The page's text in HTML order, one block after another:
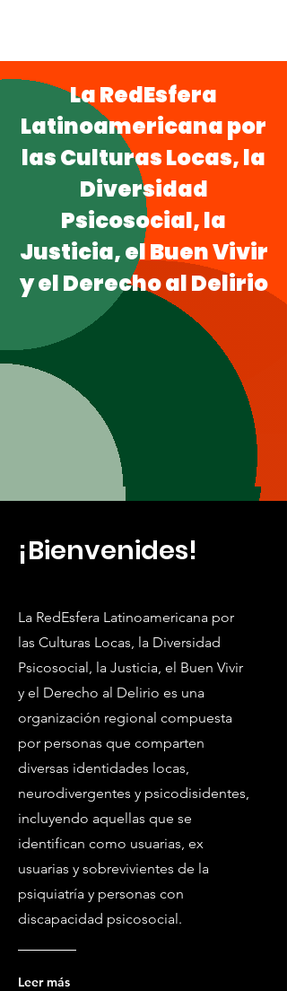
La RedEsfera
Latinoamericana por
las Culturas Locas, la
Diversidad
Psicosocial, la
Justicia, el Buen Vivir
y el Derecho al Delirio
¡Bienvenides!
La RedEsfera Latinoamericana por
las Culturas Locas, la Diversidad
Psicosocial, la Justicia, el Buen Vivir
y el Derecho al Delirio es una
organización regional compuesta
por personas que comparten
diversas identidades locas,
neurodivergentes y psicodisidentes,
incluyendo aquellas que se
identifican como usuarias, ex
usuarias y sobrevivientes de la
psiquiatría y personas con
discapacidad psicosocial.
Leer más